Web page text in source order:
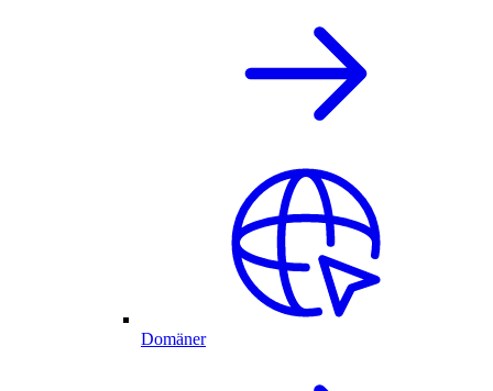
Domäner